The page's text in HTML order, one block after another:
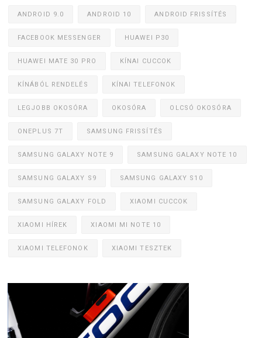
ANDROID 9.0 ANDROID 10 ANDROID FRISSÍTÉS
FACEBOOK MESSENGER HUAWEI P30
HUAWEI MATE 30 PRO KÍNAI CUCCOK
KÍNÁBÓL RENDELÉS KÍNAI TELEFONOK
LEGJOBB OKOSÓRA OKOSÓRA OLCSÓ OKOSÓRA
ONEPLUS 7T SAMSUNG FRISSÍTÉS
SAMSUNG GALAXY NOTE 9 SAMSUNG GALAXY NOTE 10
SAMSUNG GALAXY S9 SAMSUNG GALAXY S10
SAMSUNG GALAXY FOLD XIAOMI CUCCOK
XIAOMI HÍREK XIAOMI MI NOTE 10
XIAOMI TELEFONOK XIAOMI TESZTEK